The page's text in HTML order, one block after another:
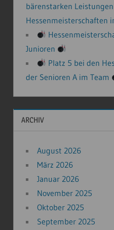
bärenstarken
Hessenmeisterschaften
Junioren
Platz 5 bei den
der Senioren A im Team
ARCHIV
August 2026
März 2026
Januar 2026
November 2025
Oktober 2025
September 2025